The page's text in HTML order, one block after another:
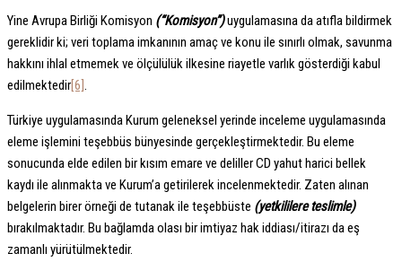
Yine Avrupa Birliği Komisyon (“Komisyon”)uygulamasına da atıfla bildirmek
gereklidir ki; veri toplama imkanının amaç ve konu ile sınırlı olmak, savunma
hakkını ihlal etmemek ve ölçülülük ilkesine riayetle varlık gösterdiği kabul
edilmektedir[6].
Türkiye uygulamasında Kurum geleneksel yerinde inceleme uygulamasında
eleme işlemini teşebbüs bünyesinde gerçekleştirmektedir. Bu eleme
sonucunda elde edilen bir kısım emare ve deliller CD yahut harici bellek
kaydı ile alınmakta ve Kurum’a getirilerek incelenmektedir. Zaten alınan
belgelerin birer örneği de tutanak ile teşebbüste (yetkililere teslimle)
bırakılmaktadır. Bu bağlamda olası bir imtiyaz hak iddiası/itirazı da eş
zamanlı yürütülmektedir.